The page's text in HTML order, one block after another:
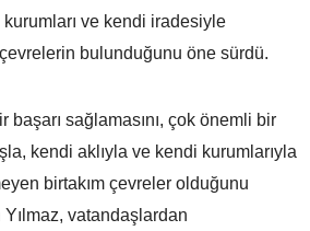
ve kendi iradesiyle
bulunduğunu öne sürdü.
sağlamasını, çok önemli bir
kendi aklıyla ve kendi kurumlarıyla
birtakım çevreler olduğunu
vatandaşlardan